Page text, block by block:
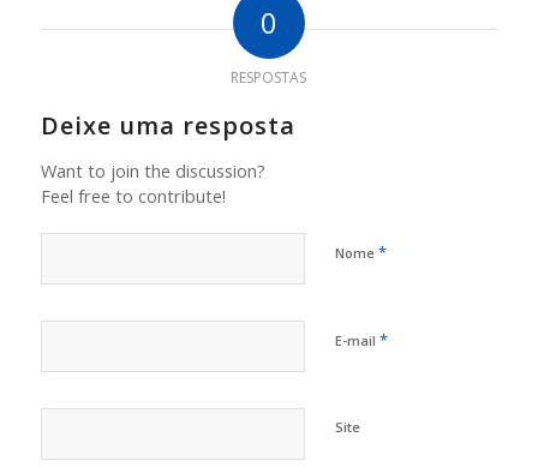
0
RESPOSTAS
Deixe uma resposta
Want to join the discussion?
Feel free to contribute!
Nome *
E-mail *
Site